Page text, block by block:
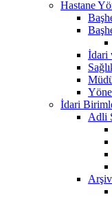
Hastane
İdari
İdari
Adli